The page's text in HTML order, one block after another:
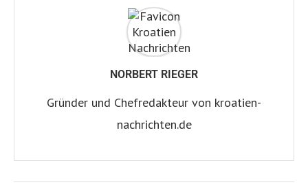
NORBERT RIEGER
Gründer und Chefredakteur von kroatien-
nachrichten.de